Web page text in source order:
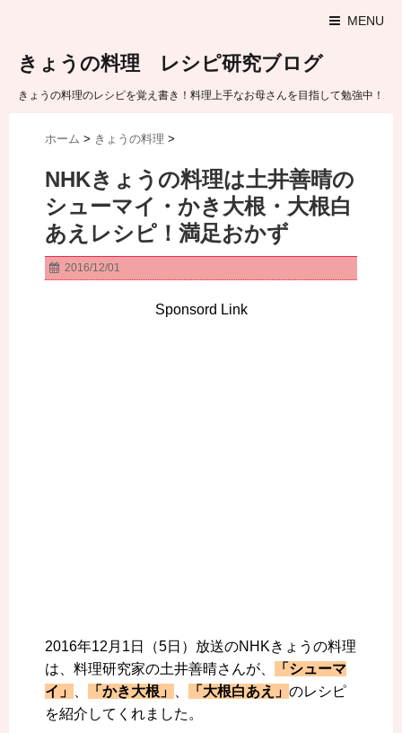
MENU
きょうの料理 レシピ研究ブログ
きょうの料理のレシピを覚え書き！料理上手なお母さんを目指して勉強中！
ホーム > きょうの料理 >
NHKきょうの料理は土井善晴の
シューマイ・かき大根・大根白
あえレシピ！満足おかず
2016/12/01
Sponsord Link
2016年12月1日（5日）放送のNHKきょうの料理
は、料理研究家の土井善晴さんが、
「シューマ
イ」
「かき大根」 「大根白あえ」 のレシピ
を紹介してくれました。